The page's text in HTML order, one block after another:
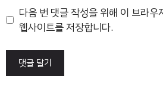
트
다음 번 댓글 작성을 위해 이 브라
웹사이트를 저장합니다.